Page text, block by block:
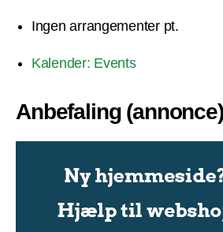
Ingen arrangementer pt.
Kalender: Events
Anbefaling (annonce)